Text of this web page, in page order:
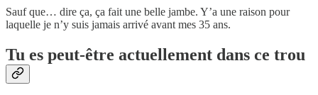
Sauf que… dire ça, ça fait une belle jambe. Y’a une raison pour
laquelle je n’y suis jamais arrivé avant mes 35 ans.
Tu es peut-être actuellement dans ce trou